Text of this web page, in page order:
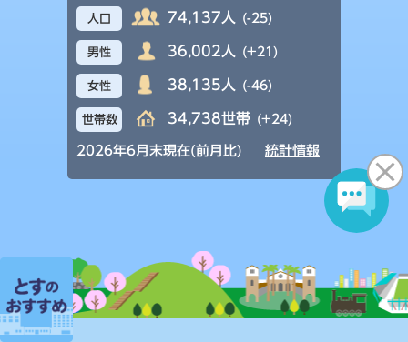
人口 74,137人 (-25)
男性 36,002人 (+21)
女性 38,135人 (-46)
世帯数 34,738世帯 (+24)
2026年6月末現在(前月比) 統計情報